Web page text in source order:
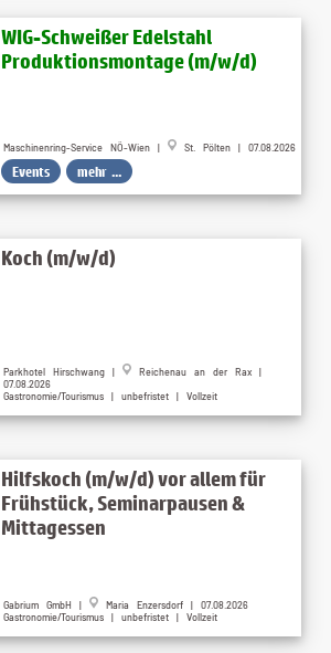
WIG-Schweißer Edelstahl
Produktionsmontage (m​/w​/d)
Maschinenring-Service NÖ-Wien | St. Pölten | 07.08.2026
Events mehr ...
Koch (m/w/d)
Parkhotel Hirschwang |
Reichenau an der Rax |
07.08.2026
Gastronomie/Tourismus | unbefristet | Vollzeit
Hilfskoch (m/w/d) vor allem für
Frühstück, Seminarpausen &
Mittagessen
Gabrium GmbH |
Maria Enzersdorf | 07.08.2026
Gastronomie/Tourismus | unbefristet | Vollzeit